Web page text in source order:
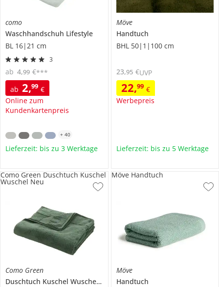
como
Waschhandschuh Lifestyle
BL 16|21 cm
3
ab 2,99 €
Online zum
Kundenkartenpreis
ab 4,99 €***
+ 40
Lieferzeit: bis zu 3 Werktage
Möve
Handtuch
BHL 50|1|100 cm
22,99 €
Werbepreis
23,95 €UVP
Lieferzeit: bis zu 5 Werktage
Como Green
Duschtuch Kuschel Wuschel Neu
Como Green Duschtuch Kuschel
Wuschel Neu
Möve
Handtuch
Möve Handtuch